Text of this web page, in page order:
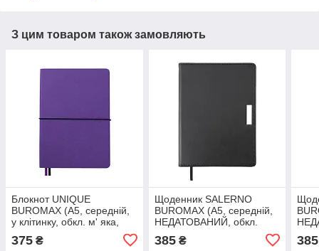
З цим товаром також замовляють
Блокнот UNIQUE
BUROMAX (А5, середній,
у клітинку, обкл. м' яка,
BM.295107
375 ₴
Щоденник SALERNO
BUROMAX (А5, середній,
НЕДАТОВАНИЙ, обкл.
тверда, чорний) BM.2026
385₴ 385